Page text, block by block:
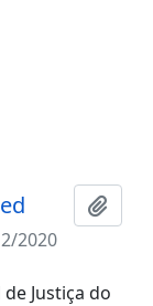
2020
Justiça do